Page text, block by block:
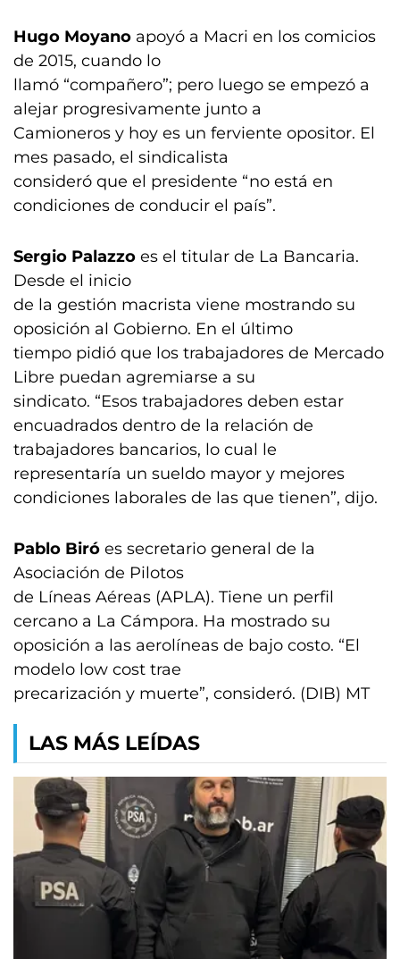
Hugo Moyano apoyó a Macri en los comicios
de 2015, cuando lo
llamó “compañero”; pero luego se empezó a
alejar progresivamente junto a
Camioneros y hoy es un ferviente opositor. El
mes pasado, el sindicalista
consideró que el presidente “no está en
condiciones de conducir el país”.
Sergio Palazzo es el titular de La Bancaria.
Desde el inicio
de la gestión macrista viene mostrando su
oposición al Gobierno. En el último
tiempo pidió que los trabajadores de Mercado
Libre puedan agremiarse a su
sindicato. “Esos trabajadores deben estar
encuadrados dentro de la relación de
trabajadores bancarios, lo cual le
representaría un sueldo mayor y mejores
condiciones laborales de las que tienen”, dijo.
Pablo Biró es secretario general de la
Asociación de Pilotos
de Líneas Aéreas (APLA). Tiene un perfil
cercano a La Cámpora. Ha mostrado su
oposición a las aerolíneas de bajo costo. “El
modelo low cost trae
precarización y muerte”, consideró. (DIB) MT
LAS MÁS LEÍDAS